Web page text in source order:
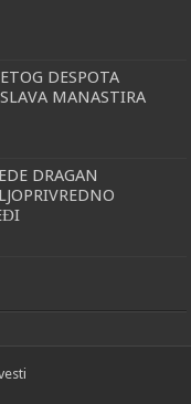
DESPOTA
MANASTIRA
DRAGAN